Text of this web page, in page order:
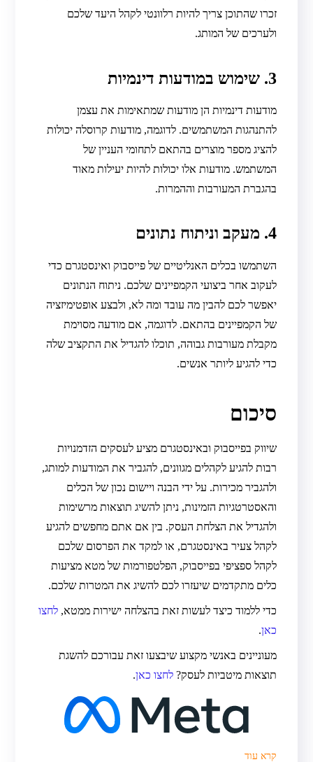
זכרו שהתוכן צריך להיות רלוונטי לקהל היעד שלכם
ולערכים של המותג.
3. שימוש במודעות דינמיות
מודעות דינמיות הן מודעות שמתאימות את עצמן
להתנהגות המשתמשים. לדוגמה, מודעות קרוסלה יכולות
להציג מספר מוצרים בהתאם לתחומי העניין של
המשתמש. מודעות אלו יכולות להיות יעילות מאוד
בהגברת המעורבות וההמרות.
4. מעקב וניתוח נתונים
השתמשו בכלים האנליטיים של פייסבוק ואינסטגרם כדי
לעקוב אחר ביצועי הקמפיינים שלכם. ניתוח הנתונים
יאפשר לכם להבין מה עובד ומה לא, ולבצע אופטימיזציה
של הקמפיינים בהתאם. לדוגמה, אם מודעה מסוימת
מקבלת מעורבות גבוהה, תוכלו להגדיל את התקציב שלה
כדי להגיע ליותר אנשים.
סיכום
שיווק בפייסבוק ובאינסטגרם מציע לעסקים הזדמנויות
רבות להגיע לקהלים מגוונים, להגביר את המודעות למותג,
ולהגביר מכירות. על ידי הבנה ויישום נכון של הכלים
והאסטרטגיות הזמינות, ניתן להשיג תוצאות מרשימות
ולהגדיל את הצלחת העסק. בין אם אתם מחפשים להגיע
לקהל צעיר באינסטגרם, או למקד את הפרסום שלכם
לקהל ספציפי בפייסבוק, הפלטפורמות של מטא מציעות
כלים מתקדמים שיעזרו לכם להשיג את המטרות שלכם.
כדי ללמוד כיצד לעשות זאת בהצלחה ישירות ממטא,לחצו
כאן.
מעוניינים באנשי מקצוע שיבצעו זאת עבורכם להשגת
תוצאות מיטביות לעסק?לחצו כאן.
קרא עוד